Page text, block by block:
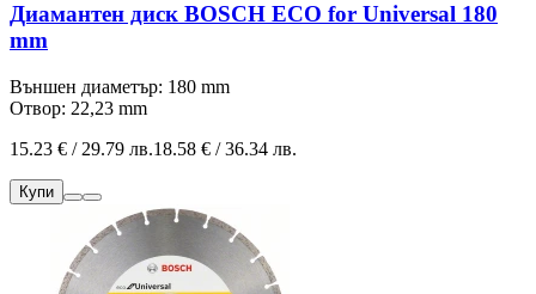
Диамантен диск BOSCH ECO for Universal 180
mm
Външен диаметър: 180 mm
Отвор: 22,23 mm
15.23 € / 29.79 лв.18.58 € / 36.34 лв.
Купи